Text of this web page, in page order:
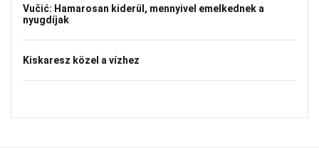
Vučić: Hamarosan kiderül, mennyivel emelkednek a
nyugdíjak
Kiskaresz közel a vízhez